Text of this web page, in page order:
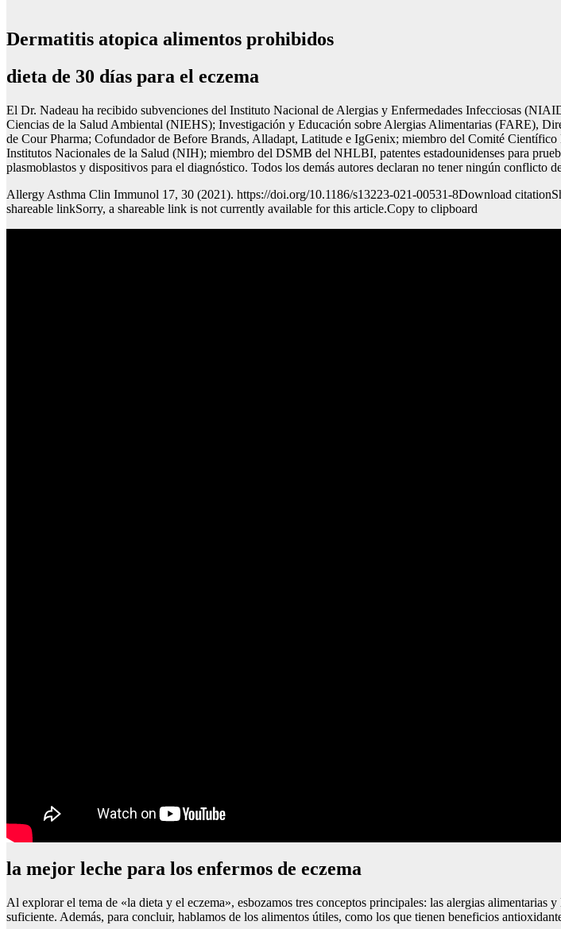
Dermatitis atopica alimentos prohibidos
dieta de 30 días para el eczema
El Dr. Nadeau ha recibido subvenciones del Instituto Nacional de Alergias y Enfermedades Infecciosas
Ciencias de la Salud Ambiental (NIEHS); Investigación y Educación sobre Alergias Alimentarias (FARE),
de Cour Pharma; Cofundador de Before Brands, Alladapt, Latitude e IgGenix; miembro del Comité
Institutos Nacionales de la Salud (NIH); miembro del DSMB del NHLBI, patentes estadounidenses para
plasmoblastos y dispositivos para el diagnóstico. Todos los demás autores declaran no tener ningún conflicto
Allergy Asthma Clin Immunol 17, 30 (2021). https://doi.org/10.1186/s13223-021-00531-8Download
shareable linkSorry, a shareable link is not currently available for this article.Copy to clipboard
la mejor leche para los enfermos de eczema
Al explorar el tema de «la dieta y el eczema», esbozamos tres conceptos principales: las alergias
suficiente. Además, para concluir, hablamos de los alimentos útiles, como los que tienen beneficios